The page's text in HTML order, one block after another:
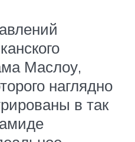
Маслоу,
наглядно
в так